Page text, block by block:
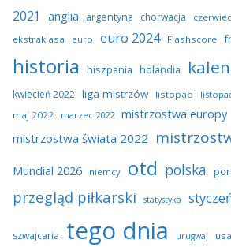
2021 anglia argentyna chorwacja czerwiec
ekstraklasa
euro euro 2024 Flashscore
historia hiszpania holandia
kwiecień 2022 liga mistrzów listopad
maj 2022
marzec 2022 mistrzostwa europy
mistrzostwa świata 2022
Mundial 2026 niemcy otd polska
przegląd piłkarski statystyka
szwajcaria tego dnia urugwaj usa